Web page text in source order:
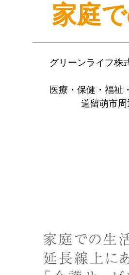
家庭
グリーンライフ株
医療・保健・福祉
道留萌市